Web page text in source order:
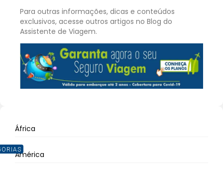
Para outras informações, dicas e conteúdos
exclusivos, acesse outros artigos no Blog do
Assistente de Viagem.
África
América